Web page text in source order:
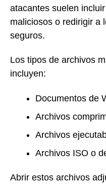
atacantes suelen
maliciosos o redirigir a
seguros.
Los tipos de archivos
incluyen:
Documentos de
Archivos
Archivos
Archivos ISO o
Abrir estos archivos